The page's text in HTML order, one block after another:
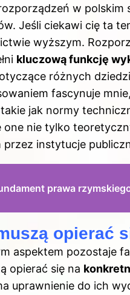
w
Jeśli ciekawi cię ta
wyższym.
kluczową funkcję
różnych
fascynuje
jak normy
one nie tylko
instytucje
prawa
opierać
aspektem pozostaje
opierać się na
uprawnienie do ich